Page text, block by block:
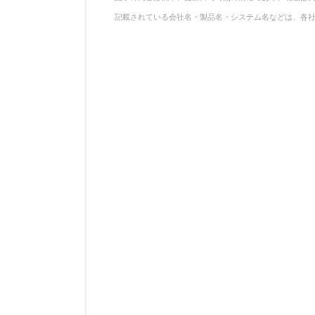
記載されている会社名・製品名・システム名などは、各